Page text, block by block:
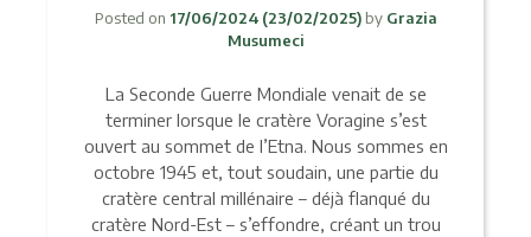
Posted on 17/06/2024(23/02/2025) byGrazia
Musumeci
La Seconde Guerre Mondiale venait de se
terminer lorsque le cratère Voragine s’est
ouvert au sommet de l’Etna. Nous sommes en
octobre 1945 et, tout soudain, une partie du
cratère central millénaire – déjà flanqué du
cratère Nord-Est – s’effondre, créant un trou